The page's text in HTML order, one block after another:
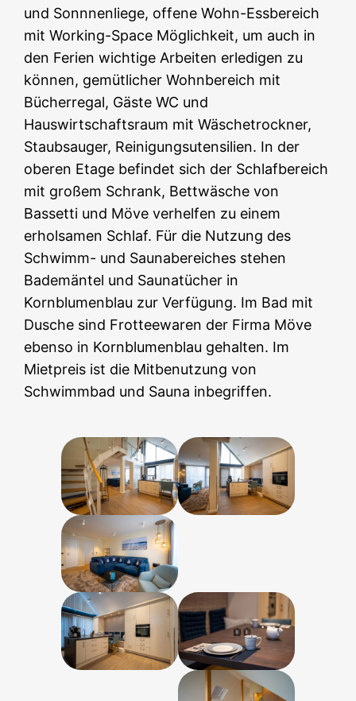
und Sonnnenliege, offene Wohn-Essbereich
mit Working-Space Möglichkeit, um auch in
den Ferien wichtige Arbeiten erledigen zu
können, gemütlicher Wohnbereich mit
Bücherregal, Gäste WC und
Hauswirtschaftsraum mit Wäschetrockner,
Staubsauger, Reinigungsutensilien. In der
oberen Etage befindet sich der Schlafbereich
mit großem Schrank, Bettwäsche von
Bassetti und Möve verhelfen zu einem
erholsamen Schlaf. Für die Nutzung des
Schwimm- und Saunabereiches stehen
Bademäntel und Saunatücher in
Kornblumenblau zur Verfügung. Im Bad mit
Dusche sind Frotteewaren der Firma Möve
ebenso in Kornblumenblau gehalten. Im
Mietpreis ist die Mitbenutzung von
Schwimmbad und Sauna inbegriffen.